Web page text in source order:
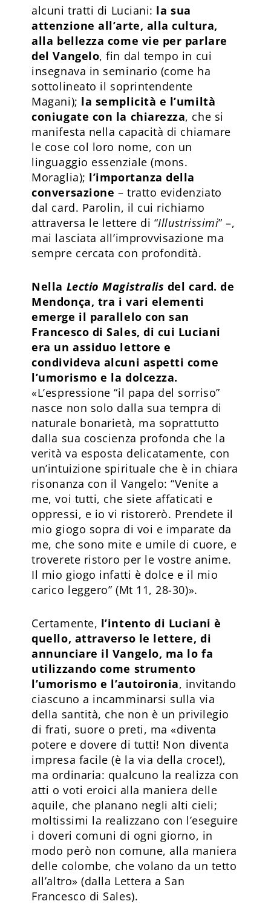
alcuni tratti di Luciani: la sua
attenzione all’arte, alla cultura,
alla bellezza come vie per parlare
del Vangelo, fin dal tempo in cui
insegnava in seminario (come ha
sottolineato il soprintendente
Magani); la semplicità e l’umiltà
coniugate con la chiarezza, che si
manifesta nella capacità di chiamare
le cose col loro nome, con un
linguaggio essenziale (mons.
Moraglia); l’importanza della
conversazione – tratto evidenziato
dal card. Parolin, il cui richiamo
attraversa le lettere di “Illustrissimi” –,
mai lasciata all’improvvisazione ma
sempre cercata con profondità.
Nella Lectio Magistralis del card. de
Mendonça, tra i vari elementi
emerge il parallelo con san
Francesco di Sales, di cui Luciani
era un assiduo lettore e
condivideva alcuni aspetti come
l’umorismo e la dolcezza.
«L’espressione “il papa del sorriso”
nasce non solo dalla sua tempra di
naturale bonarietà, ma soprattutto
dalla sua coscienza profonda che la
verità va esposta delicatamente, con
un’intuizione spirituale che è in chiara
risonanza con il Vangelo: “Venite a
me, voi tutti, che siete affaticati e
oppressi, e io vi ristorerò. Prendete il
mio giogo sopra di voi e imparate da
me, che sono mite e umile di cuore, e
troverete ristoro per le vostre anime.
Il mio giogo infatti è dolce e il mio
carico leggero” (Mt 11, 28-30)».
Certamente, l’intento di Luciani è
quello, attraverso le lettere, di
annunciare il Vangelo, ma lo fa
utilizzando come strumento
l’umorismo e l’autoironia, invitando
ciascuno a incamminarsi sulla via
della santità, che non è un privilegio
di frati, suore o preti, ma «diventa
potere e dovere di tutti! Non diventa
impresa facile (è la via della croce!),
ma ordinaria: qualcuno la realizza con
atti o voti eroici alla maniera delle
aquile, che planano negli alti cieli;
moltissimi la realizzano con l’eseguire
i doveri comuni di ogni giorno, in
modo però non comune, alla maniera
delle colombe, che volano da un tetto
all’altro» (dalla Lettera a San
Francesco di Sales).